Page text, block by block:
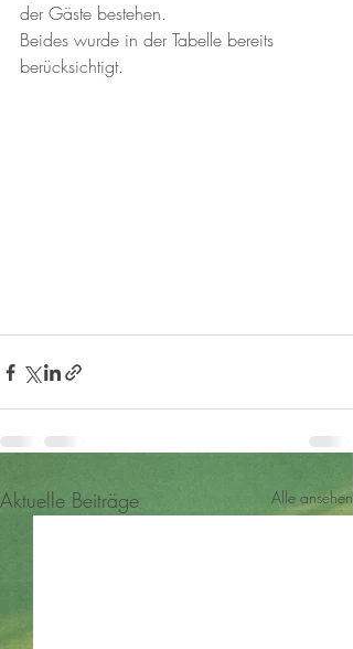
der Gäste bestehen.
Beides wurde in der Tabelle bereits
berücksichtigt.
Aktuelle Beiträge Alle ansehen